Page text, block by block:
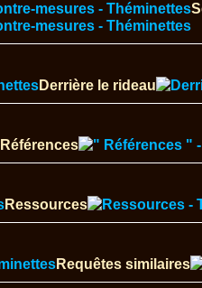
Derrière le rideau
Références
Ressources
Requêtes similaires